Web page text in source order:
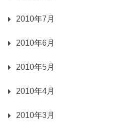
2010年7月
2010年6月
2010年5月
2010年4月
2010年3月